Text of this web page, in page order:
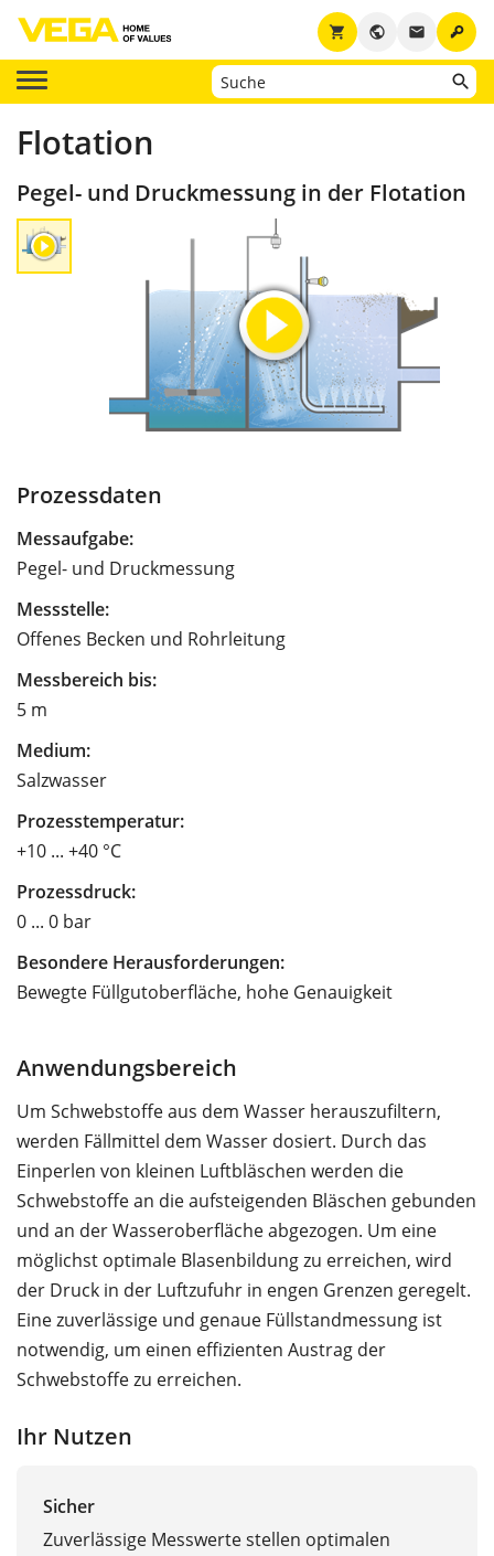
key
email
public
shopping_cart
Flotation
Pegel- und Druckmessung in der Flotation
Prozessdaten
Messaufgabe:
Pegel- und Druckmessung
Messstelle:
Offenes Becken und Rohrleitung
Messbereich bis:
5 m
Medium:
Salzwasser
Prozesstemperatur:
+10 ... +40 °C
Prozessdruck:
0 ... 0 bar
Besondere Herausforderungen:
Bewegte Füllgutoberfläche, hohe Genauigkeit
Anwendungsbereich
Um Schwebstoffe aus dem Wasser herauszufiltern,
werden Fällmittel dem Wasser dosiert. Durch das
Einperlen von kleinen Luftbläschen werden die
Schwebstoffe an die aufsteigenden Bläschen gebunden
und an der Wasseroberfläche abgezogen. Um eine
möglichst optimale Blasenbildung zu erreichen, wird
der Druck in der Luftzufuhr in engen Grenzen geregelt.
Eine zuverlässige und genaue Füllstandmessung ist
notwendig, um einen effizienten Austrag der
Schwebstoffe zu erreichen.
Ihr Nutzen
Sicher
Zuverlässige Messwerte stellen optimalen